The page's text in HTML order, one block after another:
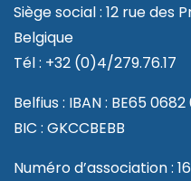
Siège social : 12 rue des
Belgique
Tél : +32 (0)4/279.76.17
Belfius : IBAN : BE65
BIC : GKCCBEBB
Numéro d’association :